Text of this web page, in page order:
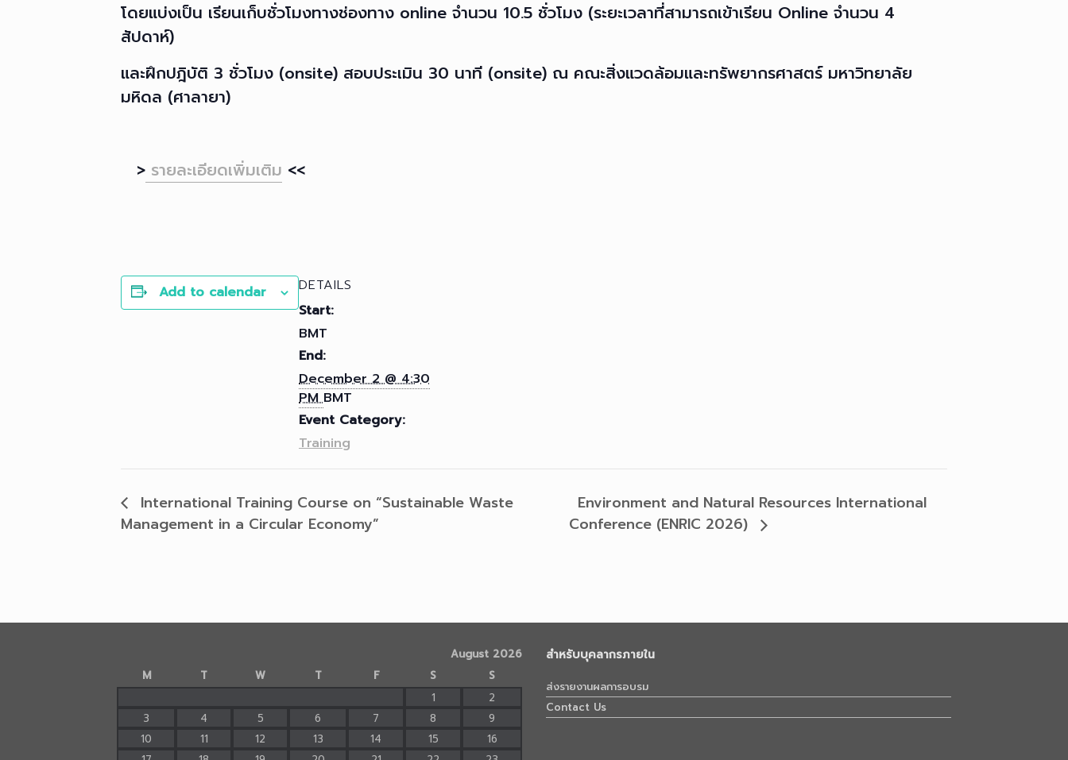
โดยแบ่งเป็น เรียนเก็บชั่วโมงทางช่องทาง online จำนวน 10.5 ชั่วโมง (ระยะเวลาที่สามารถเข้าเรียน Online จำนวน 4
สัปดาห์)
และฝึกปฎิบัติ 3 ชั่วโมง (onsite) สอบประเมิน 30 นาที (onsite) ณ คณะสิ่งแวดล้อมและทรัพยากรศาสตร์ มหาวิทยาลัย
มหิดล (ศาลายา)
>รายละเอียดเพิ่มเติม <<
Add to calendar
DETAILS
Start:
BMT
End:
December 2 @ 4:30
PMBMT
Event Category:
Training
International Training Course on “Sustainable Waste
Management in a Circular Economy”
Environment and Natural Resources International
Conference (ENRIC 2026)
August 2026
M
T W T F S
S
1
2
3
4 5 6 7 8
9
10
11 12 13 14 15
16
สำหรับบุคลากรภายใน
ส่งรายงานผลการอบรม
Contact Us